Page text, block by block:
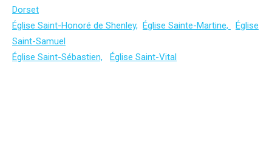
Dorset
Église Saint-Honoré de Shenley, Église Sainte-Martine,
Église
Saint-Samuel
Église Saint-Sébastien,
Église Saint-Vital